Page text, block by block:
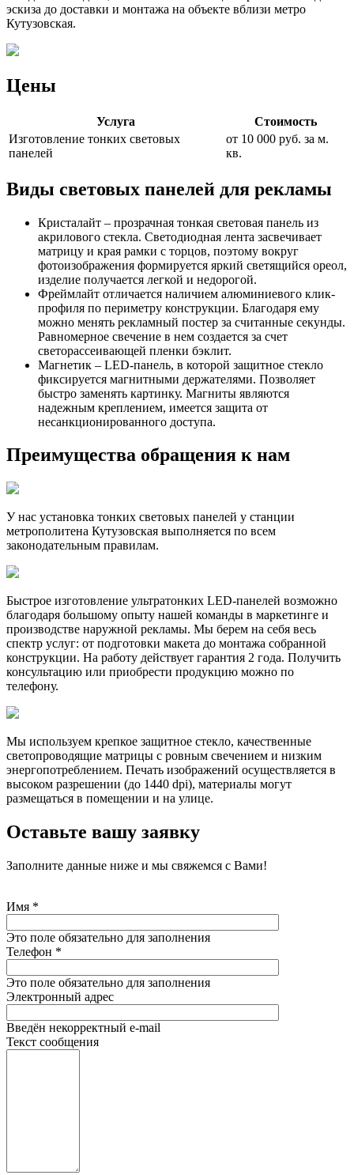
эскиза до доставки и монтажа на объекте вблизи метро
Кутузовская.
Цены
Услуга
Стоимость
Изготовление тонких световых
панелей
от 10 000 руб. за м.
кв.
Виды световых панелей для рекламы
Кристалайт – прозрачная тонкая световая панель из
акрилового стекла. Светодиодная лента засвечивает
матрицу и края рамки с торцов, поэтому вокруг
фотоизображения формируется яркий светящийся ореол,
изделие получается легкой и недорогой.
Фреймлайт отличается наличием алюминиевого клик-
профиля по периметру конструкции. Благодаря ему
можно менять рекламный постер за считанные секунды.
Равномерное свечение в нем создается за счет
светорассеивающей пленки бэклит.
Магнетик – LED-панель, в которой защитное стекло
фиксируется магнитными держателями. Позволяет
быстро заменять картинку. Магниты являются
надежным креплением, имеется защита от
несанкционированного доступа.
Преимущества обращения к нам
У нас установка тонких световых панелей у станции
метрополитена Кутузовская выполняется по всем
законодательным правилам.
Быстрое изготовление ультратонких LED-панелей возможно
благодаря большому опыту нашей команды в маркетинге и
производстве наружной рекламы. Мы берем на себя весь
спектр услуг: от подготовки макета до монтажа собранной
конструкции. На работу действует гарантия 2 года. Получить
консультацию или приобрести продукцию можно по
телефону.
Мы используем крепкое защитное стекло, качественные
светопроводящие матрицы с ровным свечением и низким
энергопотреблением. Печать изображений осуществляется в
высоком разрешении (до 1440 dpi), материалы могут
размещаться в помещении и на улице.
Оставьте вашу заявку
Заполните данные ниже и мы свяжемся с Вами!
Имя *
Это поле обязательно для заполнения
Телефон *
Это поле обязательно для заполнения
Электронный адрес
Введён некорректный e-mail
Текст сообщения